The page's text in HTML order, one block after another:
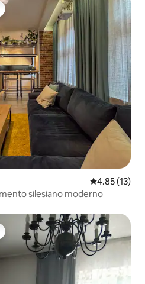
Calificación
4.85 (13)
silesiano moderno